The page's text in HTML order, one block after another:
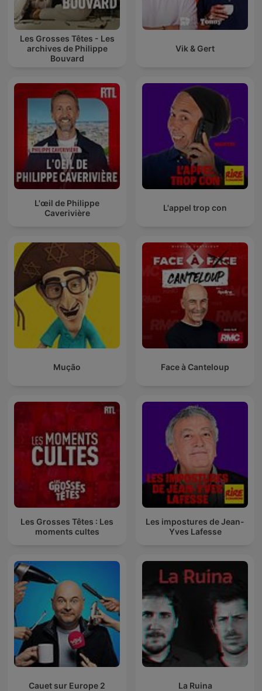
Les Grosses Têtes - Les
archives de Philippe
Bouvard
Vik & Gert
L'œil de Philippe
Caverivière
L'appel trop con
Mução Face à Canteloup
Les Grosses Têtes : Les
moments cultes
Les impostures de Jean-
Yves Lafesse
Cauet sur Europe 2 La Ruina